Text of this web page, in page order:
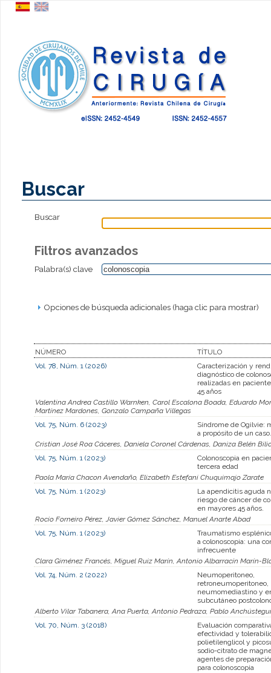
Buscar
Buscar
Filtros avanzados
Palabra(s) clave
Opciones de búsqueda adicionales (haga clic para mostrar)
NÚMERO
TÍTULO
Vol. 78, Núm. 1 (2026)
Caracterización y
diagnóstico de
realizadas en
45 años
Valentina Andrea Castillo Warnken, Carol Escalona Boada, Eduardo
Martínez Mardones, Gonzalo Campaña Villegas
Vol. 75, Núm. 6 (2023)
Síndrome de Ogilvie:
a propósito de un caso.
Cristian José Roa Cáceres, Daniela Coronel Cárdenas, Daniza Belén
Vol. 75, Núm. 1 (2023)
Colonoscopia en
tercera edad
Paola María Chacon Avendaño, Elizabeth Estefani Chuquimajo Zarate
Vol. 75, Núm. 1 (2023)
La apendicitis aguda
riesgo de cáncer de
en mayores 45 años.
Rocío Forneiro Pérez, Javier Gómez Sánchez, Manuel Anarte Abad
Vol. 75, Núm. 1 (2023)
Traumatismo
a colonoscopia: una
infrecuente
Clara Giménez Francés, Miguel Ruiz Marín, Antonio Albarracín Marín-
Vol. 74, Núm. 2 (2022)
Neumoperitoneo,
retroneumoperitoneo,
neumomediastino y
subcutáneo
Alberto Vilar Tabanera, Ana Puerta, Antonio Pedraza, Pablo Anchústegui
Vol. 70, Núm. 3 (2018)
Evaluación
efectividad y
polietilenglicol y
sodio-citrato de
agentes de
para colonoscopia